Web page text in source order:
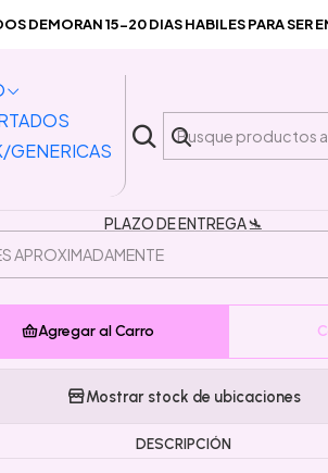
GENERICAS
DEMORAN 15-20 DIAS HABILES PARA SER
Sorpresa Random Capibara
Figura Sorpresa
Capibara
PLAZO DE ENTREGA 🛬
Agregar al Carro
Mostrar stock de ubicaciones
DESCRIPCIÓN